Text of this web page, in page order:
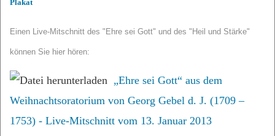
Plakat
Einen Live-Mitschnitt des "Ehre sei Gott" und des "Heil und Stärke"
können Sie hier hören:
„Ehre sei Gott“ aus dem
Weihnachtsoratorium von Georg Gebel d. J. (1709 –
1753) - Live-Mitschnitt vom 13. Januar 2013